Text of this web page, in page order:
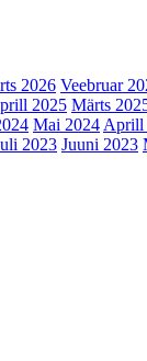
2026 Veebruar
2025 Märts
Mai 2024 Aprill
2023 Juuni 2023